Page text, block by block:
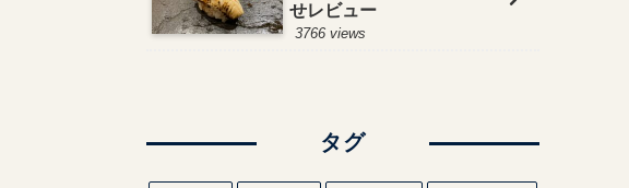
せレビュー
3766 views
タグ